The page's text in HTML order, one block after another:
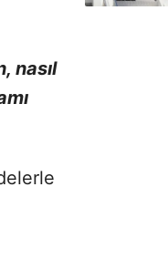
nasıl